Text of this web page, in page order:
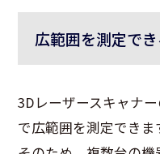
広範囲を測定でき
3Dレーザースキャナ
で広範囲を測定できま